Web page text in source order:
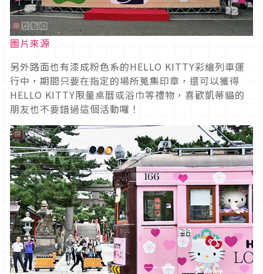
圖片來源
另外路面也有漆成粉色系的HELLO KITTY彩繪列車運
行中，期間只要在指定的場所蒐集印章，還可以獲得
HELLO KITTY限量桌曆或浴巾等禮物，喜歡凱蒂貓的
朋友也不要錯過這個活動囉！